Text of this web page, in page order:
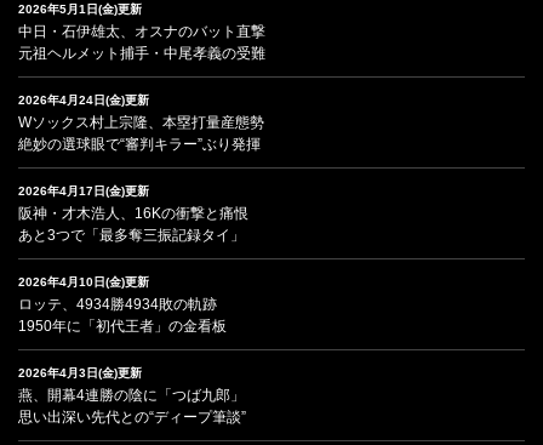
2026年5月1日(金)更新
中日・石伊雄太、オスナのバット直撃
元祖ヘルメット捕手・中尾孝義の受難
2026年4月24日(金)更新
Wソックス村上宗隆、本塁打量産態勢
絶妙の選球眼で“審判キラー”ぶり発揮
2026年4月17日(金)更新
阪神・才木浩人、16Kの衝撃と痛恨
あと3つで「最多奪三振記録タイ」
2026年4月10日(金)更新
ロッテ、4934勝4934敗の軌跡
1950年に「初代王者」の金看板
2026年4月3日(金)更新
燕、開幕4連勝の陰に「つば九郎」
思い出深い先代との“ディープ筆談”